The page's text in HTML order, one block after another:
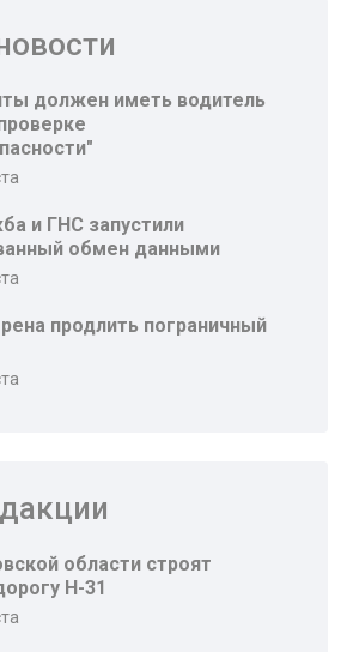
должен иметь водитель
и ГНС запустили
обмен данными
продлить пограничный
области строят
Н-31